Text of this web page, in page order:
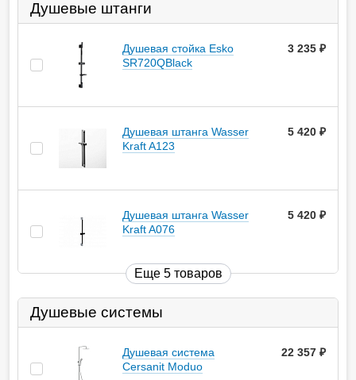
Душевые штанги
Душевая стойка Esko
SR720QBlack
3 235
Душевая штанга Wasser
Kraft A123
5 420
Душевая штанга Wasser
Kraft A076
5 420
Еще 5 товаров
Душевые системы
Душевая система
Cersanit Moduo
22 357